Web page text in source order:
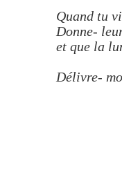
Quand tu
Donne-
et que la
Délivre-